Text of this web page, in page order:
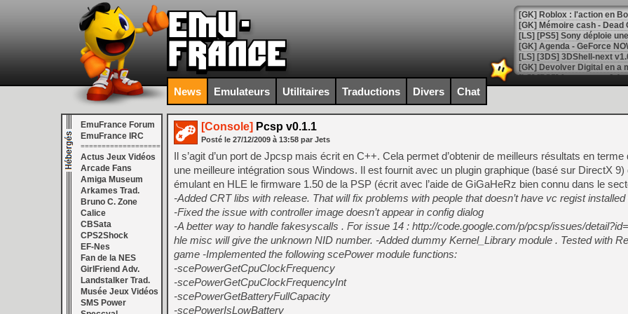
[GK] Roblox : l'action en
[GK] Agenda - GeForce
[GK] Devolver Digital en a
[LS] [PS5] ps5-y2jb-
[GK] Pourquoi Marvel
[GK] Test : Restory : Chill
[GK] GTA 6 : Rockstar
[GK] Hot Wheels Infinite
[GK] Mémoire cash -
[GK] Résultats Nintendo :
[GK] Déjà des
[Mo5] Brickboy cherche à
[GK] Minecraft et ses «
[GK] Beast of
[GK] Ubisoft : fin de partie
[GK] Mémoire cash -
[GK] Dan Houser (GTA)
[GK] Comment EA Sports
[GK] Crimson Moon : un
[GK] Isle of Reveries : le
[GK] Moonlighter 2 : The
News Emulateurs Utilitaires Traductions Divers Chat
EmuFrance Forum
EmuFrance IRC
===================
Actus Jeux Vidéos
Arcade Fans
Amiga Museum
Arkames Trad.
Bruno C. Zone
Calice
CBSata
CPS2Shock
EF-Nes
Fan de la NES
GirlFriend Adv.
Landstalker Trad.
Musée Jeux Vidéos
SMS Power
[Console] Pcsp v0.1.1
Posté le 27/12/2009 à 13:58 par Jets
Il s’agit d’un port de Jpcsp mais écrit en C++. Cela permet d’obtenir de meilleurs résultats en terme
une meilleure intégration sous Windows. Il est fournit avec un plugin graphique (basé sur DirectX 9)
émulant en HLE le firmware 1.50 de la PSP (écrit avec l’aide de GiGaHeRz bien connu dans le
-Added CRT libs with release. That will fix problems with people that doesn’t have vc regist installed
-Fixed the issue with controller image doesn’t appear in config dialog
-A better way to handle fakesyscalls . For issue 14 : http://code.google.com/p/pcsp/issues/
hle misc will give the unknown NID number. -Added dummy Kernel_Library module . Tested with
game -Implemented the following scePower module functions:
-scePowerGetCpuClockFrequency
-scePowerGetCpuClockFrequencyInt
-scePowerGetBatteryFullCapacity
-scePowerIsLowBattery